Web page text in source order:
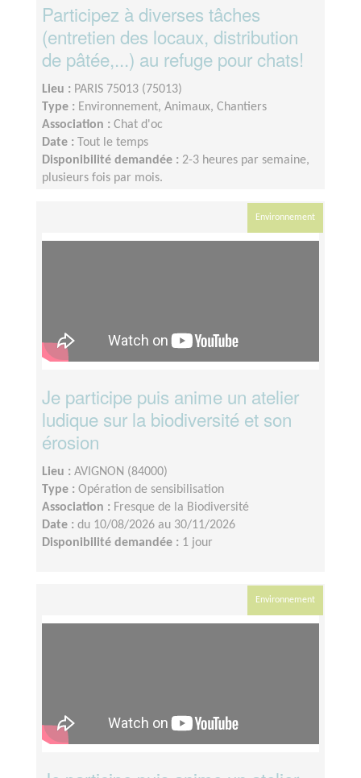
Participez à diverses tâches
(entretien des locaux, distribution
de pâtée,...) au refuge pour chats!
Lieu : PARIS 75013 (75013)
Type : Environnement, Animaux, Chantiers
Association : Chat d'oc
Date :
Tout le temps
Disponibilité demandée : 2-3 heures par semaine,
plusieurs fois par mois.
Environnement
Je participe puis anime un atelier
ludique sur la biodiversité et son
érosion
Lieu : AVIGNON (84000)
Type : Opération de sensibilisation
Association : Fresque de la Biodiversité
Date : du 10/08/2026 au 30/11/2026
Disponibilité demandée : 1 jour
Environnement